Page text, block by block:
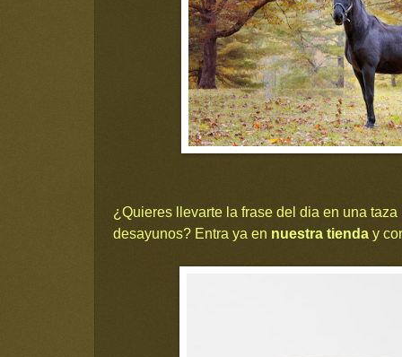
¿Quieres llevarte la frase del dia en una taza
desayunos? Entra ya en nuestra tienda y